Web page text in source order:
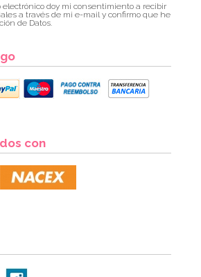
electrónico doy mi consentimiento a recibir
a través de mi e-mail y confirmo que he
de Datos.
con